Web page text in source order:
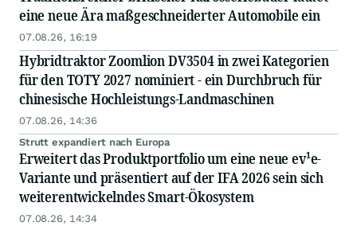
eine neue Ära maßgeschneiderter Automobile ein
07.08.26, 16:19
Hybridtraktor Zoomlion DV3504 in zwei Kategorien
für den TOTY 2027 nominiert - ein Durchbruch für
chinesische Hochleistungs-Landmaschinen
07.08.26, 14:36
Strutt expandiert nach Europa
Erweitert das Produktportfolio um eine neue ev¹e-
Variante und präsentiert auf der IFA 2026 sein sich
weiterentwickelndes Smart-Ökosystem
07.08.26, 14:34